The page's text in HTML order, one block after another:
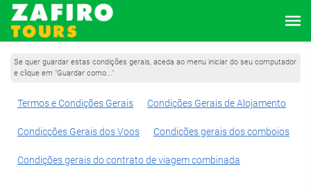
Se quer guardar estas condições gerais, aceda ao menu iniciar do seu computador
e clique em "Guardar como..."
Termos e Condições Gerais Condições Gerais de Alojamento
Condicções Gerais dos Voos Condições gerais dos comboios
Condições gerais do contrato de viagem combinada